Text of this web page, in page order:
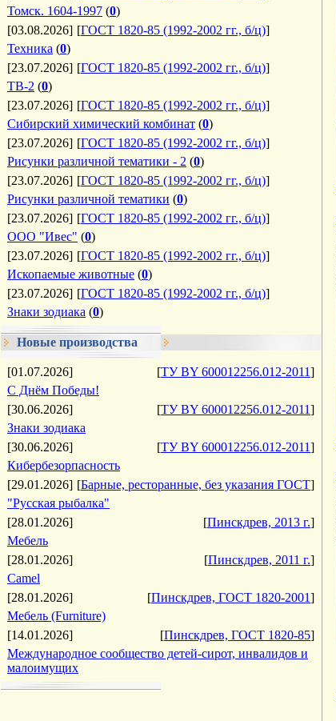
Томск. 1604-1997 (0)
[03.08.2026] [ГОСТ 1820-85 (1992-2002 гг., б/ц)]
Техника (0)
[23.07.2026] [ГОСТ 1820-85 (1992-2002 гг., б/ц)]
ТВ-2 (0)
[23.07.2026] [ГОСТ 1820-85 (1992-2002 гг., б/ц)]
Сибирский химический комбинат (0)
[23.07.2026] [ГОСТ 1820-85 (1992-2002 гг., б/ц)]
Рисунки различной тематики - 2 (0)
[23.07.2026] [ГОСТ 1820-85 (1992-2002 гг., б/ц)]
Рисунки различной тематики (0)
[23.07.2026] [ГОСТ 1820-85 (1992-2002 гг., б/ц)]
ООО "Ивес" (0)
[23.07.2026] [ГОСТ 1820-85 (1992-2002 гг., б/ц)]
Ископаемые животные (0)
[23.07.2026] [ГОСТ 1820-85 (1992-2002 гг., б/ц)]
Знаки зодиака (0)
Новые производства
[01.07.2026] [ТУ BY 600012256.012-2011]
С Днём Победы!
[30.06.2026]
[ТУ BY 600012256.012-2011]
Знаки зодиака
[30.06.2026]
[ТУ BY 600012256.012-2011]
Кибербезорпасность
[29.01.2026] [Барные, ресторанные, без указания ГОСТ]
"Русская рыбалка"
[28.01.2026]
[Пинскдрев, 2013 г.]
Мебель
[28.01.2026]
[Пинскдрев, 2011 г.]
Camel
[28.01.2026]
[Пинскдрев, ГОСТ 1820-2001]
Мебель (Furniture)
[14.01.2026]
[Пинскдрев, ГОСТ 1820-85]
Международное сообщество детей-сирот, инвалидов и
малоимущих